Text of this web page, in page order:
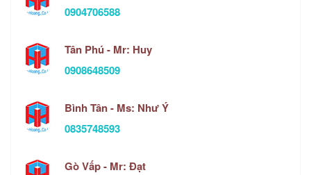
0904706588
Tân Phú - Mr: Huy
0908648509
Bình Tân - Ms: Như Ý
0835748593
Gò Vấp - Mr: Đạt